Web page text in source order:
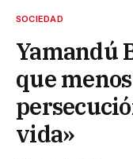
SOCIEDAD
Yamandú
que
vida»